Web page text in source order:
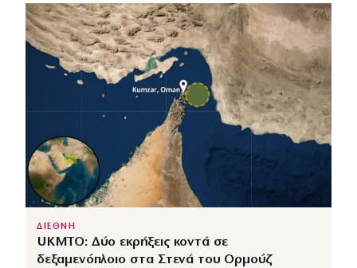
ΔΙΕΘΝΗ
UKMTO: Δύο εκρήξεις κοντά σε
δεξαμενόπλοιο στα Στενά του Ορμούζ